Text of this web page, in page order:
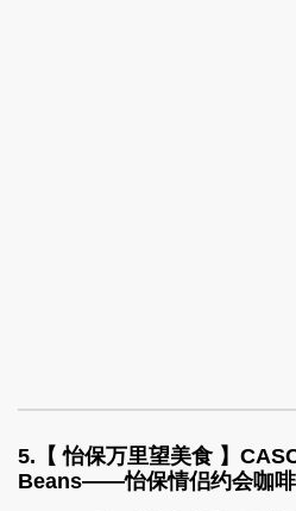
5.【 怡保万里望美食 】
Beans——怡保情侣约会咖啡